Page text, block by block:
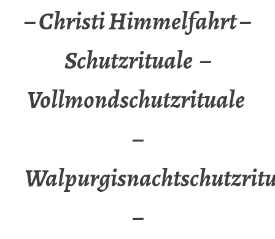
– Christi Himmelfahrt –
Schutzrituale –
Vollmondschutzrituale
–
–